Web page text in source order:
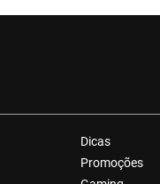
Dicas
Promoções